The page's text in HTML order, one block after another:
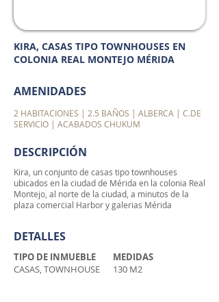
KIRA, CASAS TIPO TOWNHOUSES EN
COLONIA REAL MONTEJO MÉRIDA
AMENIDADES
2 HABITACIONES | 2.5 BAÑOS | ALBERCA | C.DE
SERVICIO | ACABADOS CHUKUM
DESCRIPCIÓN
Kira, un conjunto de casas tipo townhouses
ubicados en la ciudad de Mérida en la colonia Real
Montejo, al norte de la ciudad, a minutos de la
plaza comercial Harbor y galerias Mérida
DETALLES
TIPO DE INMUEBLE
CASAS, TOWNHOUSE
MEDIDAS
130 M2